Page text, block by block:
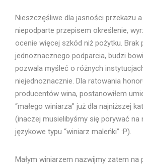
Nieszczęśliwe dla jasności przekazu
niepodparte przepisem określenie,
ocenie więcej szkód niż pożytku. Brak
jednoznacznego podparcia, budzi
pozwala myśleć o różnych
niejednoznacznie. Dla ratowania
producentów wina, postanowiłem
“małego winiarza” już dla najniższej
(inaczej musielibyśmy się porywać na
językowe typu “winiarz maleńki” :P).
Małym winiarzem nazwijmy zatem na